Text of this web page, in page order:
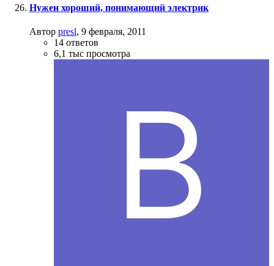
Нужен хороший, понимающий электрик
Автор presl, 9 февраля, 2011
14 ответов
6,1 тыс просмотра